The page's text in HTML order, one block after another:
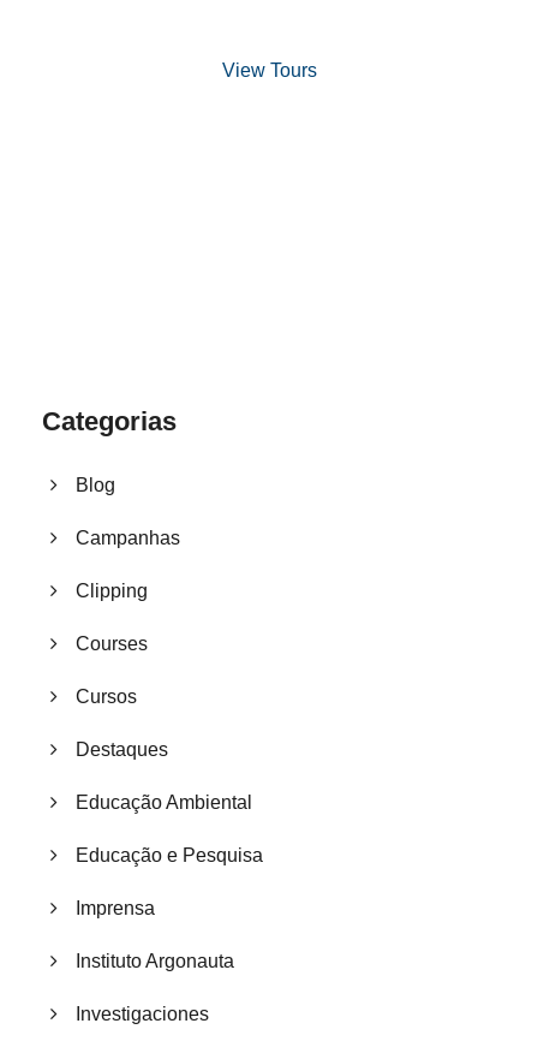
View Tours
Categorias
Blog
Campanhas
Clipping
Courses
Cursos
Destaques
Educação Ambiental
Educação e Pesquisa
Imprensa
Instituto Argonauta
Investigaciones